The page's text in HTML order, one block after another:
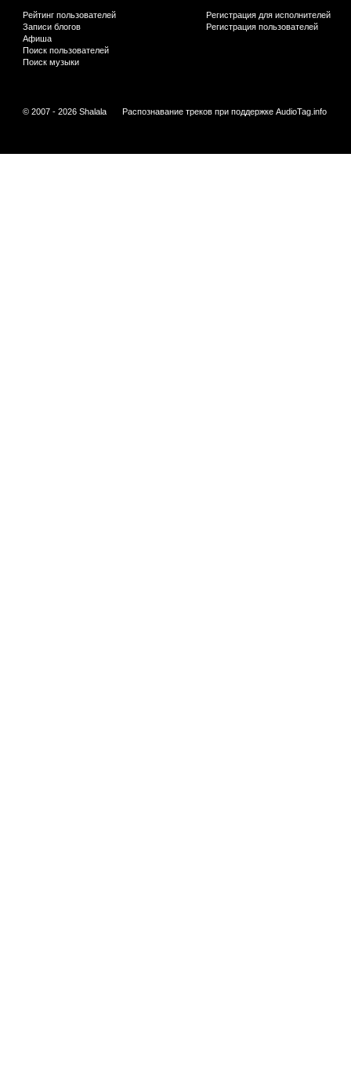
Рейтинг пользователей
Записи блогов
Афиша
Поиск пользователей
Поиск музыки
Регистрация для исполнителей
Регистрация пользователей
© 2007 - 2026 Shalala Распознавание треков при поддержке AudioTag.info